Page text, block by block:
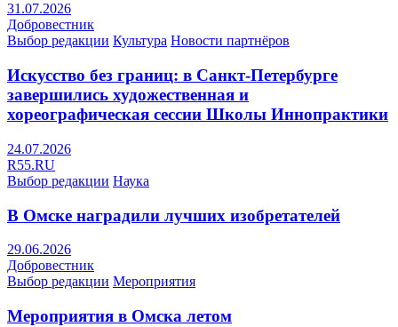
31.07.2026
Добровестник
Выбор редакции Культура Новости партнёров
Искусство без границ: в Санкт-Петербурге
завершились художественная и
хореографическая сессии Школы Иннопрактики
24.07.2026
R55.RU
Выбор редакции Наука
В Омске наградили лучших изобретателей
29.06.2026
Добровестник
Выбор редакции Мероприятия
Мероприятия в Омска летом